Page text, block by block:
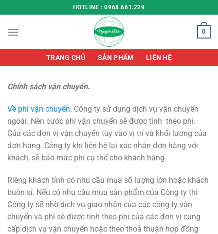
đến
nội
HOTLINE : 0968.661.229
0
TRANG CHỦ SẢN PHẨM LIÊN HỆ
Chính sách vận chuyển.
Về phí vận chuyển. Công ty sử dụng dịch vụ vận chuyển
ngoài. Nên cước phí vận chuyển sẽ được tính theo phí.
Của các đơn vị vận chuyển tùy vào vị trí và khối lượng của
đơn hàng. Công ty khi liên hệ lại xác nhận đơn hàng với
khách, sẽ báo mức phí cụ thể cho khách hàng.
Riêng khách tỉnh có nhu cầu mua số lượng lớn hoặc khách
buôn sỉ. Nếu có nhu cầu mua sản phẩm của Công ty thì
Công ty sẽ nhờ dịch vụ giao nhận của các công ty vận
chuyển và phí sẽ được tính theo phí của các đơn vị cung
cấp dịch vụ vận chuyển hoặc theo thoả thuận hợp đồng